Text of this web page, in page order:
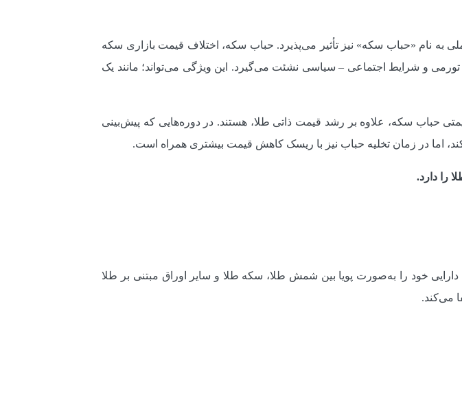
به نام «حباب سکه» نیز تأثیر می‌پذیرد. حباب سکه، اختلاف قیمت بازاری سکه
و شرایط اجتماعی – سیاسی نشئت می‌گیرد. این ویژگی می‌تواند؛ مانند یک
حباب سکه، علاوه بر رشد قیمت ذاتی طلا، هستند. در دوره‌هایی که پیش‌بینی
اما در زمان تخلیه حباب نیز با ریسک کاهش قیمت بیشتری همراه است.
خود را به‌صورت پویا بین شمش طلا، سکه طلا و سایر اوراق مبتنی بر طلا
می‌کند.